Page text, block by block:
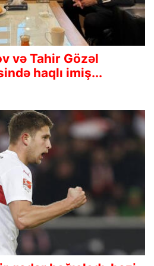
və Tahir Gözəl
haqlı imiş...